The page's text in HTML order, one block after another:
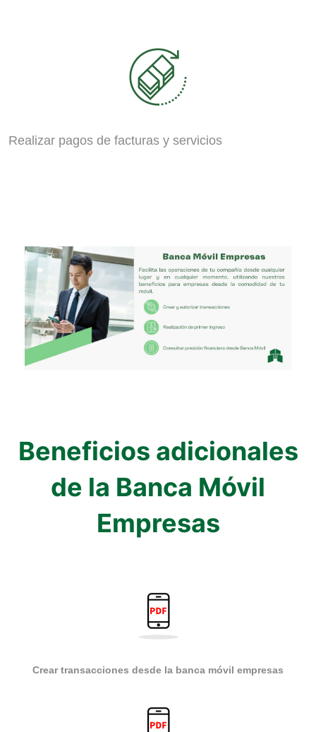
Realizar pagos de facturas y servicios
Beneficios adicionales
de la Banca Móvil
Empresas
Crear transacciones desde la banca móvil empresas